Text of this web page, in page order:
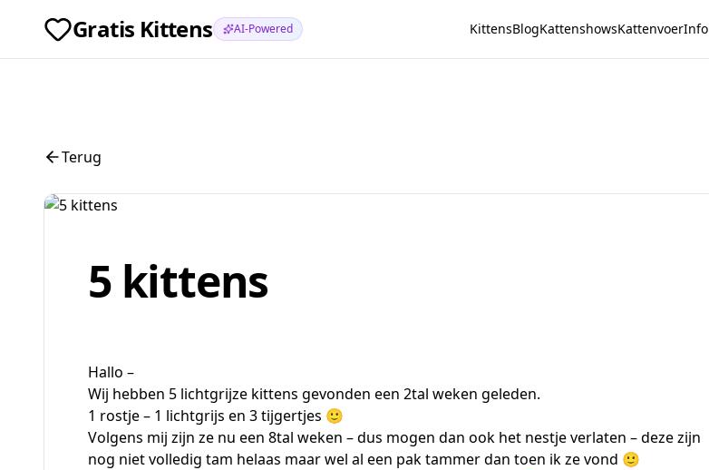
Gratis Kittens AI-Powered KittensBlogKattenshowsKattenvoerInfo
Terug
5 kittens
Hallo –
Wij hebben 5 lichtgrijze kittens gevonden een 2tal weken geleden.
1 rostje – 1 lichtgrijs en 3 tijgertjes 🙂
Volgens mij zijn ze nu een 8tal weken – dus mogen dan ook het nestje verlaten – deze zijn
nog niet volledig tam helaas maar wel al een pak tammer dan toen ik ze vond 🙂